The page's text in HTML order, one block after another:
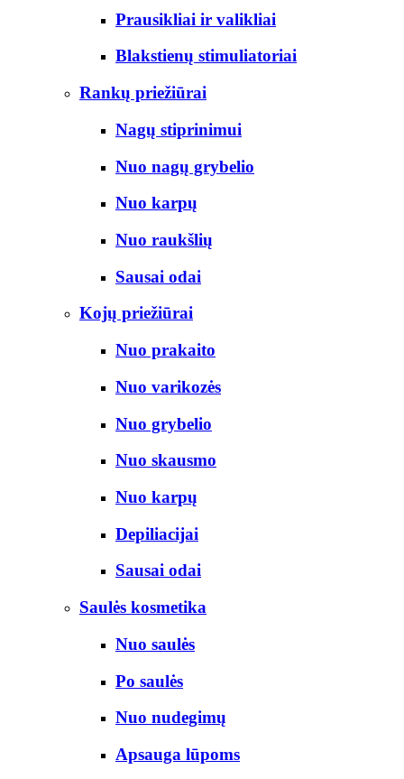
Prausikliai ir valikliai
Blakstienų stimuliatoriai
Rankų priežiūrai
Nagų stiprinimui
Nuo nagų grybelio
Nuo karpų
Nuo raukšlių
Sausai odai
Kojų priežiūrai
Nuo prakaito
Nuo varikozės
Nuo grybelio
Nuo skausmo
Nuo karpų
Depiliacijai
Sausai odai
Saulės kosmetika
Nuo saulės
Po saulės
Nuo nudegimų
Apsauga lūpoms